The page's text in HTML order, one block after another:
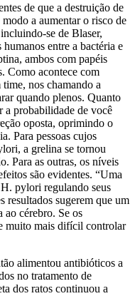
de que a destruição de
a aumentar o risco de
se de Blaser,
entre a bactéria e
ambos com papéis
Como acontece com
nos chamando a
quando plenos. Quanto
a probabilidade de você
oposta, oprimindo o
Para pessoas cujos
a grelina se tornou
Para as outras, os níveis
são evidentes. “Uma
H. pylori regulando seus
resultados sugerem que um
ao cérebro. Se os
muito mais difícil controlar
alimentou antibióticos a
no tratamento de
dos ratos continuou a